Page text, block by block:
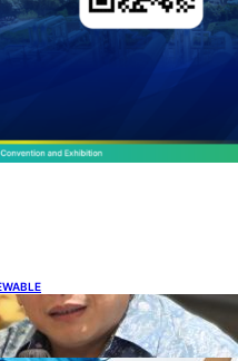
Terpadu jadi Kunci
GW
, HEADLINES POWER